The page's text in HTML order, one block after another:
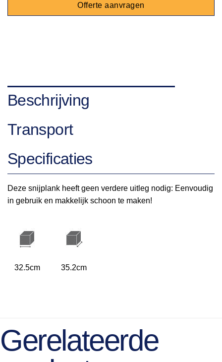
Offerte aanvragen
Beschrijving
Transport
Specificaties
Deze snijplank heeft geen verdere uitleg nodig: Eenvoudig
in gebruik en makkelijk schoon te maken!
32.5cm 35.2cm
Gerelateerde